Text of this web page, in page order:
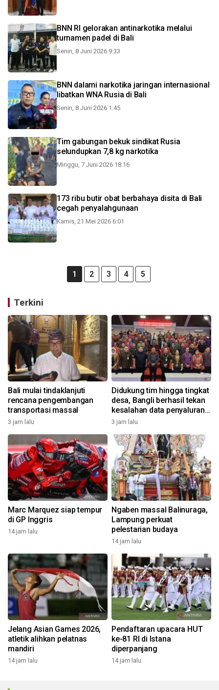
BNN RI gelorakan antinarkotika melalui
turnamen padel di Bali
Senin, 8 Juni 2026 9:33
BNN dalami narkotika jaringan internasional
libatkan WNA Rusia di Bali
Senin, 8 Juni 2026 1:45
Tim gabungan bekuk sindikat Rusia
selundupkan 7,8 kg narkotika
Minggu, 7 Juni 2026 18:16
173 ribu butir obat berbahaya disita di Bali
cegah penyalahgunaan
Kamis, 21 Mei 2026 6:01
1 2 3 4 5
Terkini
Bali mulai tindaklanjuti
rencana pengembangan
transportasi massal
3 jam lalu
Didukung tim hingga tingkat
desa, Bangli berhasil tekan
kesalahan data penyaluran
bansos
3 jam lalu
Marc Marquez siap tempur
di GP Inggris
14 jam lalu
Ngaben massal Balinuraga,
Lampung perkuat
pelestarian budaya
14 jam lalu
Jelang Asian Games 2026,
atletik alihkan pelatnas
mandiri
14 jam lalu
Pendaftaran upacara HUT
ke-81 RI di Istana
diperpanjang
14 jam lalu